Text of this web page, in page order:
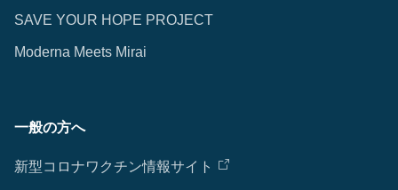
SAVE YOUR HOPE PROJECT
Moderna Meets Mirai
一般の方へ
新型コロナワクチン情報サイト